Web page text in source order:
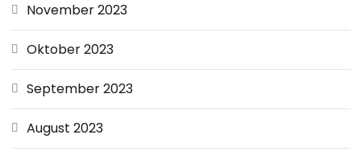
November 2023
Oktober 2023
September 2023
August 2023